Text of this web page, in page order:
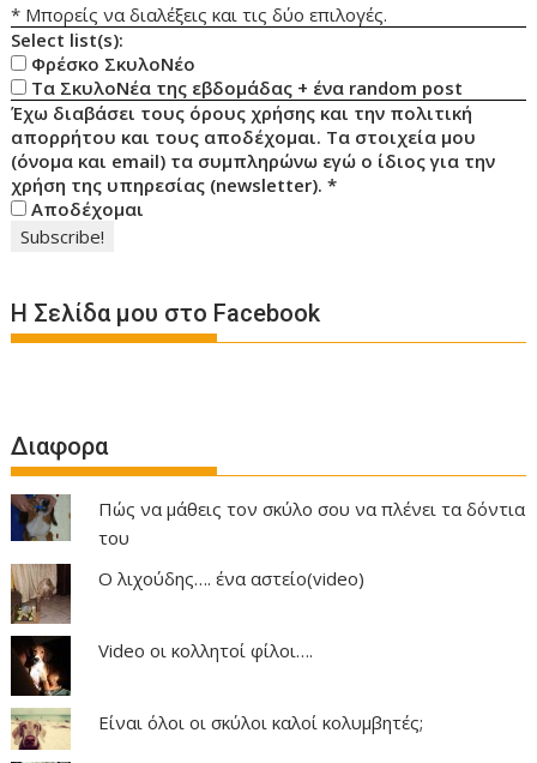
* Μπορείς να διαλέξεις και τις δύο επιλογές.
Select list(s):
Φρέσκο ΣκυλοΝέο
Τα ΣκυλοΝέα της εβδομάδας + ένα random post
Έχω διαβάσει τους όρους χρήσης και την πολιτική
απορρήτου και τους αποδέχομαι. Τα στοιχεία μου
(όνομα και email) τα συμπληρώνω εγώ ο ίδιος για την
χρήση της υπηρεσίας (newsletter).*
Αποδέχομαι
Η Σελίδα μου στο Facebook
Διαφορα
Πώς να μάθεις τον σκύλο σου να πλένει τα δόντια
του
Ο λιχούδης…. ένα αστείο(video)
Video οι κολλητοί φίλοι….
Είναι όλοι οι σκύλοι καλοί κολυμβητές;